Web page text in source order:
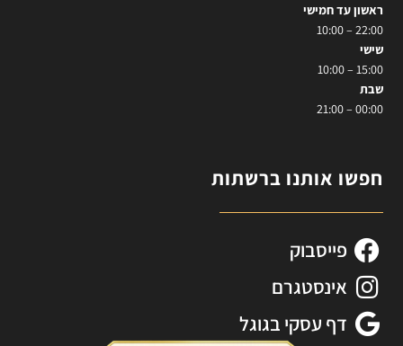
ראשון עד חמישי
22:00 – 10:00
שישי
15:00 – 10:00
שבת
00:00 – 21:00
חפשו אותנו ברשתות
פייסבוק
אינסטגרם
דף עסקי בגוגל